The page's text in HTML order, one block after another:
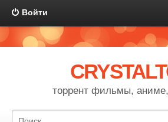
Войти
торрент фильмы,